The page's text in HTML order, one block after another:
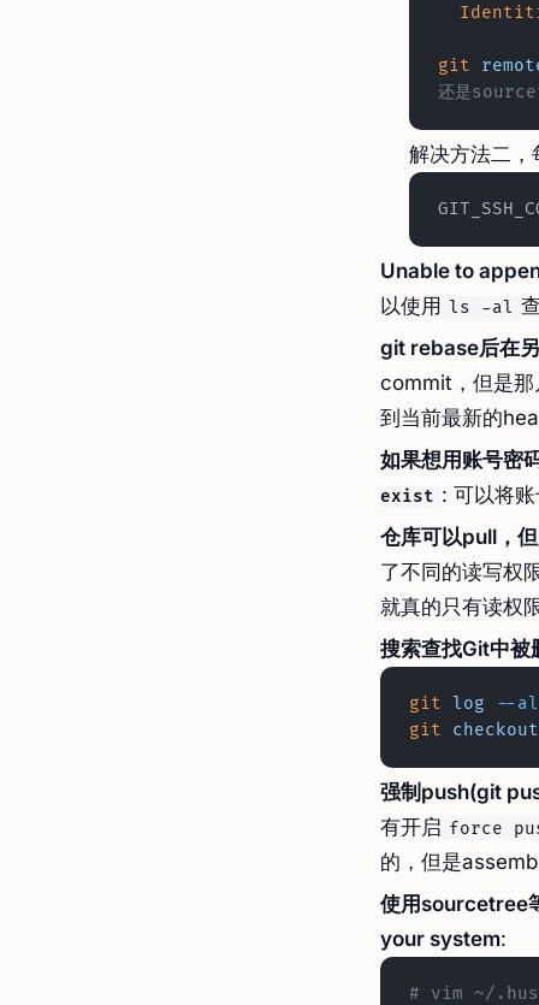
git
还是
解决方法二，
Unable to
以使用 ls -al
git rebase后在
commit，但是
到当前最新的
如果想用账号密
exist : 可以将
仓库可以pull，
了不同的读写权
就真的只有读权
搜索查找Git中被
git log --
git checkout
强制push(git
有开启 force
的，但是
使用sourcetree
your system:
# vim ~/